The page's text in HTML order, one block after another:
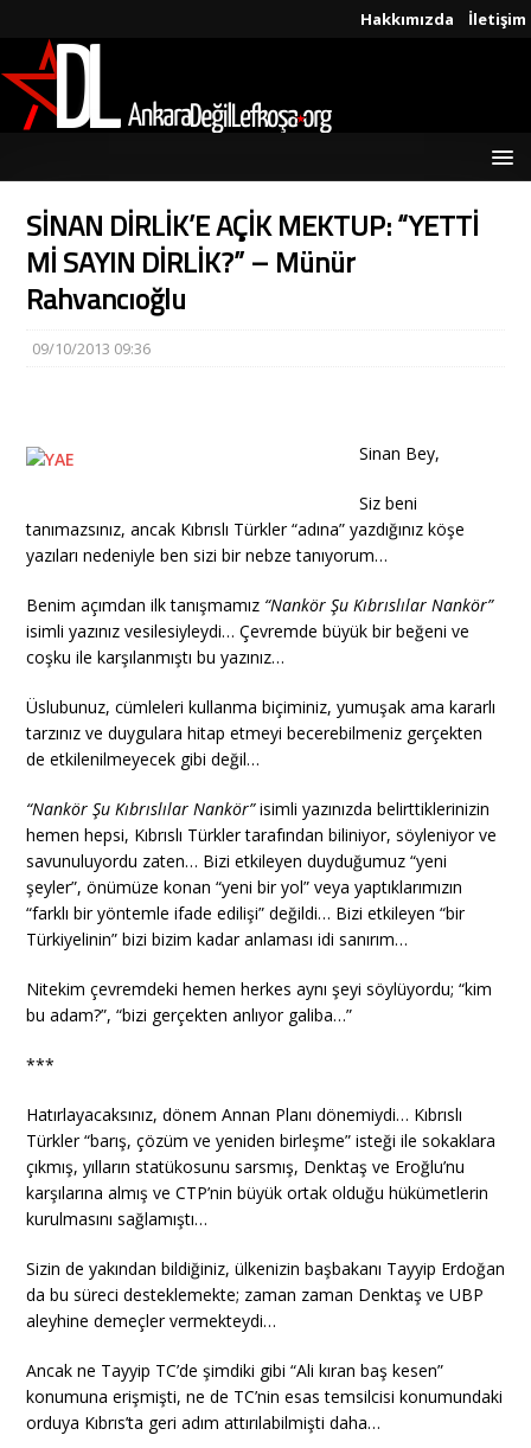
Hakkımızda İletişim
SİNAN DİRLİK’E AÇİK MEKTUP: “YETTİ
Mİ SAYIN DİRLİK?” – Münür
Rahvancıoğlu
09/10/2013 09:36
Sinan Bey,
Siz beni
tanımazsınız, ancak Kıbrıslı Türkler “adına” yazdığınız köşe
yazıları nedeniyle ben sizi bir nebze tanıyorum…
Benim açımdan ilk tanışmamız “Nankör Şu Kıbrıslılar Nankör”
isimli yazınız vesilesiyleydi… Çevremde büyük bir beğeni ve
coşku ile karşılanmıştı bu yazınız…
Üslubunuz, cümleleri kullanma biçiminiz, yumuşak ama kararlı
tarzınız ve duygulara hitap etmeyi becerebilmeniz gerçekten
de etkilenilmeyecek gibi değil…
“Nankör Şu Kıbrıslılar Nankör”isimli yazınızda belirttiklerinizin
hemen hepsi, Kıbrıslı Türkler tarafından biliniyor, söyleniyor ve
savunuluyordu zaten… Bizi etkileyen duyduğumuz “yeni
şeyler”, önümüze konan “yeni bir yol” veya yaptıklarımızın
“farklı bir yöntemle ifade edilişi” değildi… Bizi etkileyen “bir
Türkiyelinin” bizi bizim kadar anlaması idi sanırım…
Nitekim çevremdeki hemen herkes aynı şeyi söylüyordu; “kim
bu adam?”, “bizi gerçekten anlıyor galiba…”
***
Hatırlayacaksınız, dönem Annan Planı dönemiydi… Kıbrıslı
Türkler “barış, çözüm ve yeniden birleşme” isteği ile sokaklara
çıkmış, yılların statükosunu sarsmış, Denktaş ve Eroğlu’nu
karşılarına almış ve CTP’nin büyük ortak olduğu hükümetlerin
kurulmasını sağlamıştı…
Sizin de yakından bildiğiniz, ülkenizin başbakanı Tayyip Erdoğan
da bu süreci desteklemekte; zaman zaman Denktaş ve UBP
aleyhine demeçler vermekteydi…
Ancak ne Tayyip TC’de şimdiki gibi “Ali kıran baş kesen”
konumuna erişmişti, ne de TC’nin esas temsilcisi konumundaki
orduya Kıbrıs’ta geri adım attırılabilmişti daha…